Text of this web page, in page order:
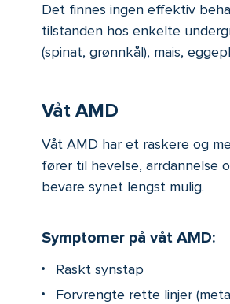
Det finnes ingen effektiv
tilstanden hos enkelte
(spinat, grønnkål), mais,
Våt AMD
Våt AMD har et raskere og
fører til hevelse, arrdannelse
bevare synet lengst mulig.
Symptomer på våt AMD:
Raskt synstap
Forvrengte rette linjer